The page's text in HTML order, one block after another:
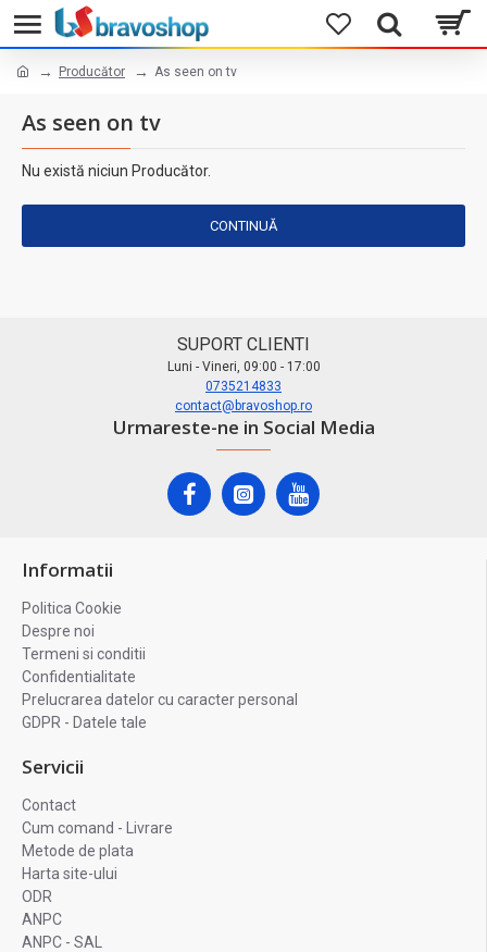
Producător As seen on tv
As seen on tv
Nu există niciun Producător.
CONTINUĂ
SUPORT CLIENTI
Luni - Vineri, 09:00 - 17:00
0735214833
contact@bravoshop.ro
Urmareste-ne in Social Media
Informatii
Politica Cookie
Despre noi
Termeni si conditii
Confidentialitate
Prelucrarea datelor cu caracter personal
GDPR - Datele tale
Servicii
Contact
Cum comand - Livrare
Metode de plata
Harta site-ului
ODR
ANPC
ANPC - SAL